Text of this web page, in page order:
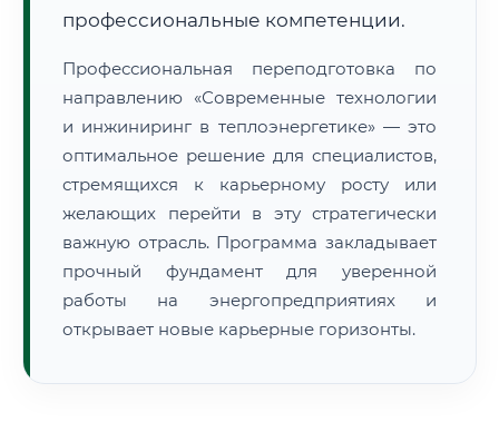
профессиональные компетенции.
Профессиональная переподготовка по
направлению «Современные технологии
и инжиниринг в теплоэнергетике» — это
оптимальное решение для специалистов,
стремящихся к карьерному росту или
желающих перейти в эту стратегически
важную отрасль. Программа закладывает
прочный фундамент для уверенной
работы на энергопредприятиях и
открывает новые карьерные горизонты.